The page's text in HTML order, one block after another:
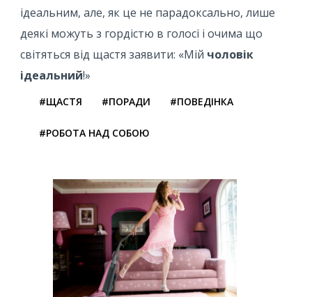
ідеальним, але, як це не парадоксально, лише
деякі можуть з гордістю в голосі і очима що
світяться від щастя заявити: «Мій чоловік
ідеальний!»
#ЩАСТЯ #ПОРАДИ #ПОВЕДІНКА
#РОБОТА НАД СОБОЮ